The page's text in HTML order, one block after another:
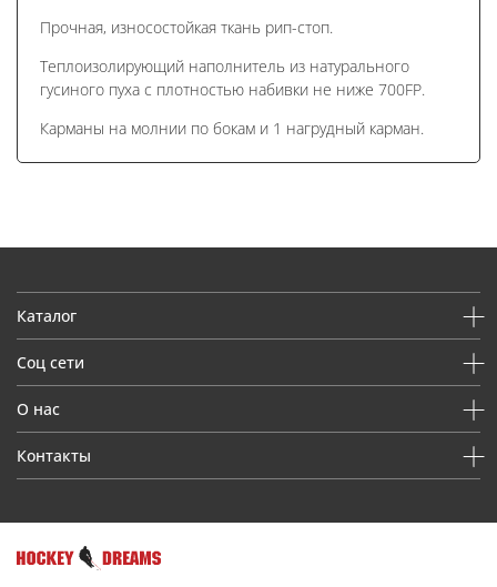
Прочная, износостойкая ткань рип-стоп.
Теплоизолирующий наполнитель из натурального
гусиного пуха с плотностью набивки не ниже 700FP.
Карманы на молнии по бокам и 1 нагрудный карман.
Каталог
Соц сети
О нас
Контакты